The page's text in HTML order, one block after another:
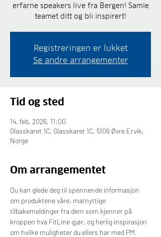
erfarne speakers live fra Bergen! Samle
teamet ditt og bli inspirert!
Registreringen er lukket
Se andre arrangementer
Tid og sted
14. feb. 2026, 11:00
Glasskaret 1C, Glasskaret 1C, 5106 Øvre Ervik,
Norge
Om arrangementet
Du kan glede deg til spennende informasjon
om produktene våre, matnyttige
tilbakemeldinger fra dem som kjenner på
kroppen hva FitLine gjør, og herlig inspirasjon
om hvilke muligheter du ellers har med PM.